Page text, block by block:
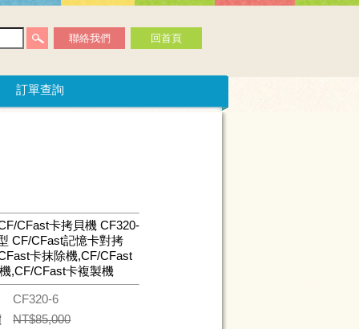
聯絡我們 回首頁
訂單查詢
CFast卡拷貝機 CF320-
CF/CFast記憶卡對拷
卡抹除機,CF/CFast
,CF/CFast卡複製機
CF320-6
NT$85,000